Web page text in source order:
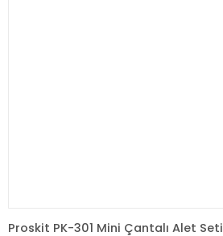
Proskit PK-301 Mini Çantalı Alet Seti